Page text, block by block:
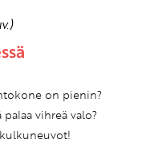
on pienin?
vihreä valo?